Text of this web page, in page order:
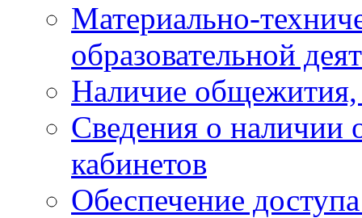
Материально-
образовательной
Наличие общежития,
Сведения о наличии
кабинетов
Обеспечение